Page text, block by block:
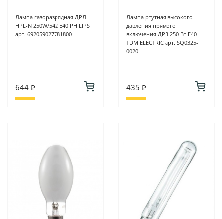
Лампа газоразрядная ДРЛ
HPL-N 250W/542 E40 PHILIPS
арт. 692059027781800
644 ₽
Лампа ртутная высокого
давления прямого
включения ДРВ 250 Вт Е40
TDM ELECTRIC арт. SQ0325-
0020
435 ₽